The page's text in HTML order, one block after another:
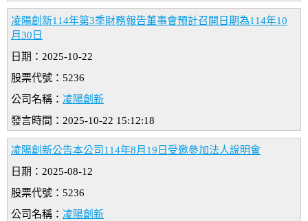
凌陽創新114年第3季財務報告董事會預計召開日期為114年10
月30日
日期：2025-10-22
股票代號：5236
公司名稱： 凌陽創新
發言時間：2025-10-22 15:12:18
凌陽創新公告本公司114年8月19日受邀參加法人說明會
日期：2025-08-12
股票代號：5236
公司名稱： 凌陽創新